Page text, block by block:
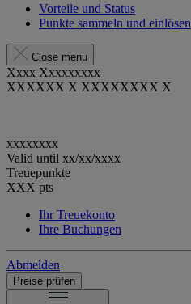
Vorteile und Status
Punkte sammeln und einlösen
Close menu
Xxxx Xxxxxxxxx
XXXXXX X XXXXXXXX X
xxxxxxxx
Valid until xx/xx/xxxx
Treuepunkte
XXX pts
Ihr Treuekonto
Ihre Buchungen
Abmelden
Preise prüfen